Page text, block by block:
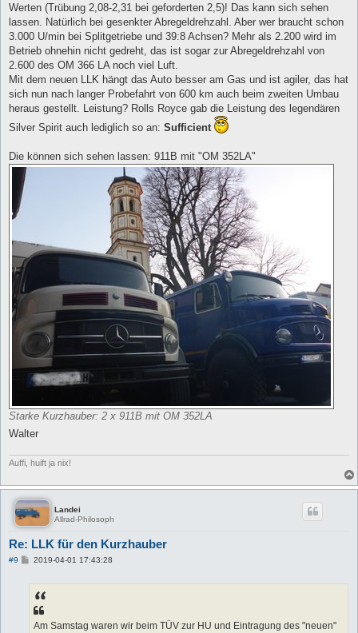
Werten (Trübung 2,08-2,31 bei geforderten 2,5)! Das kann sich sehen
lassen. Natürlich bei gesenkter Abregeldrehzahl. Aber wer braucht schon
3.000 U/min bei Splitgetriebe und 39:8 Achsen? Mehr als 2.200 wird im
Betrieb ohnehin nicht gedreht, das ist sogar zur Abregeldrehzahl von
2.600 des OM 366 LA noch viel Luft.
Mit dem neuen LLK hängt das Auto besser am Gas und ist agiler, das hat
sich nun nach langer Probefahrt von 600 km auch beim zweiten Umbau
heraus gestellt. Leistung? Rolls Royce gab die Leistung des legendären
Silver Spirit auch lediglich so an: Sufficient
Die können sich sehen lassen: 911B mit "OM 352LA"
Starke Kurzhauber: 2 x 911B mit OM 352LA
Walter
Auffi, huift ja nix!
Landei
Allrad-Philosoph
Re: LLK für den Kurzhauber
#9
B
a
g
2019-04-01 17:43:28
Am Samstag waren wir beim TÜV zur HU und Eintragung des "neuen"